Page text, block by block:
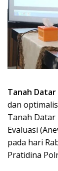
Tanah Datar
dan
Tanah Datar
Evaluasi
pada hari
Pratidina